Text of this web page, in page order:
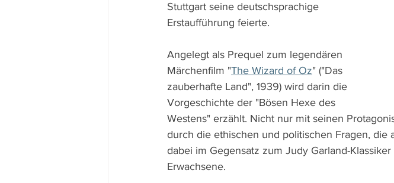
Stuttgart seine deutschsprachige
Erstaufführung feierte.
Angelegt als Prequel zum legendären
Märchenfilm "The Wizard of Oz" ("Das
zauberhafte Land", 1939) wird darin die
Vorgeschichte der "Bösen Hexe des
Westens" erzählt. Nicht nur mit seinen
durch die ethischen und politischen Fragen,
dabei im Gegensatz zum Judy Garland-
Erwachsene.